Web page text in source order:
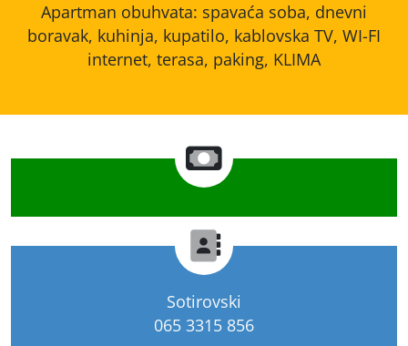
Apartman obuhvata: spavaća soba, dnevni
boravak, kuhinja, kupatilo, kablovska TV, WI-FI
internet, terasa, paking, KLIMA
Sotirovski
065 3315 856